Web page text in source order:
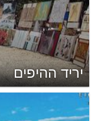
יריד ההיפים